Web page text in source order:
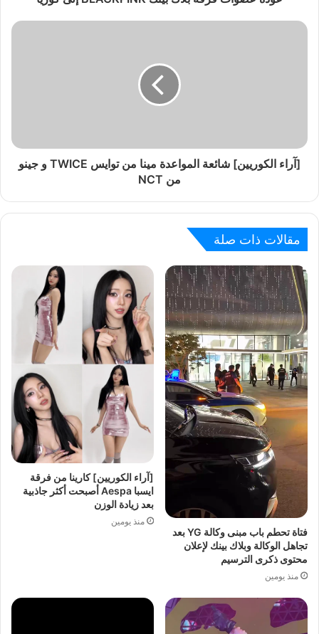
[آراء الكوريين] شائعة المواعدة مينا من توايس TWICE و جينو
من NCT
مقالات ذات صلة
فتاة تحطم باب مبنى وكالة YG بعد
تجاهل الوكالة وبلاك بينك لإعلان
محتوى ذكرى الترسيم
منذ يومين
[آراء الكوريين] كارينا من فرقة
ايسبا Aespa أصبحت أكثر جاذبية
بعد زيادة الوزن
منذ يومين